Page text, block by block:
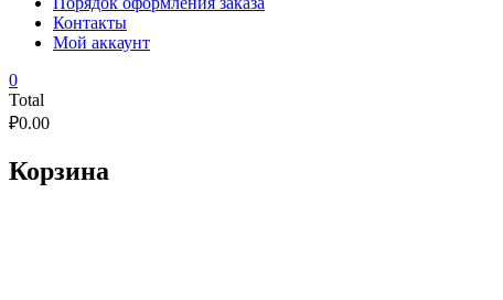
Контакты
Мой аккаунт
0
Total
₽0.00
Корзина